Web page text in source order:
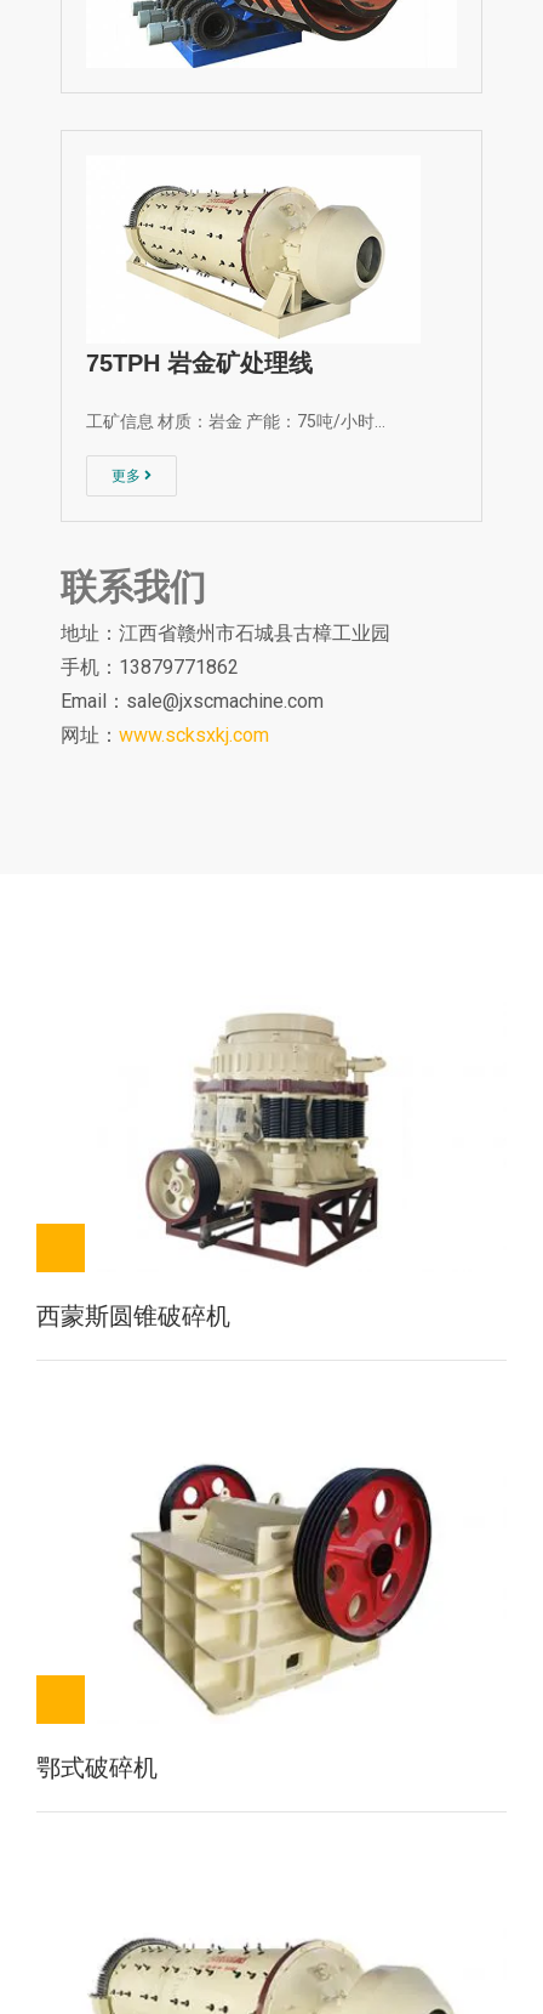
75TPH 岩金矿处理线
工矿信息 材质：岩金 产能：75吨/小时…
更多
联系我们
地址：江西省赣州市石城县古樟工业园
手机：13879771862
Email： sale@jxscmachine.com
网址： www.scksxkj.com
西蒙斯圆锥破碎机
鄂式破碎机